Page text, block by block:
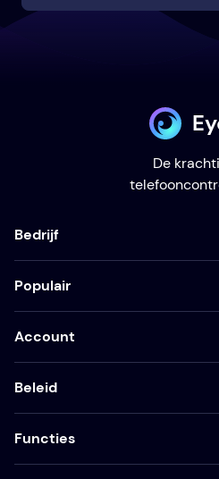
De
Bedrijf
Populair
Account
Beleid
Functies